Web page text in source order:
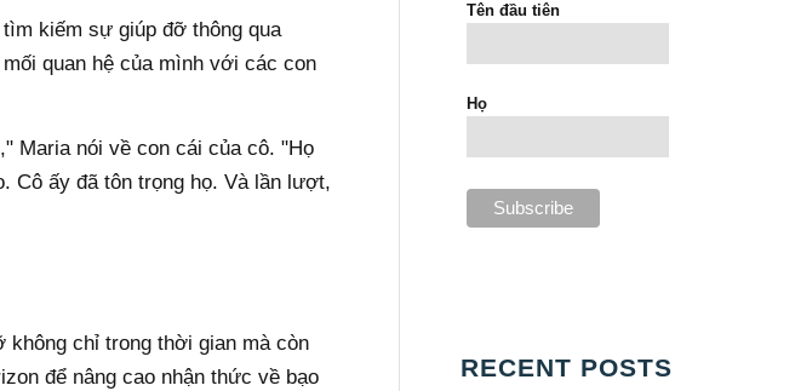
kiếm sự giúp đỡ thông qua
quan hệ của mình với các con
Maria nói về con cái của cô. "Họ
Cô ấy đã tôn trọng họ. Và lần lượt,
không chỉ trong thời gian mà còn
để nâng cao nhận thức về bạo
Tên đầu tiên
Họ
RECENT POSTS